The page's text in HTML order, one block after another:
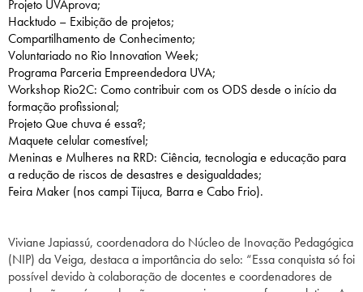
Projeto UVAprova;
Hacktudo – Exibição de projetos;
Compartilhamento de Conhecimento;
Voluntariado no Rio Innovation Week;
Programa Parceria Empreendedora UVA;
Workshop Rio2C: Como contribuir com os ODS desde o início da
formação profissional;
Projeto Que chuva é essa?;
Maquete celular comestível;
Meninas e Mulheres na RRD: Ciência, tecnologia e educação para
a redução de riscos de desastres e desigualdades;
Feira Maker (nos campi Tijuca, Barra e Cabo Frio).
Viviane Japiassú, coordenadora do Núcleo de Inovação Pedagógica
(NIP) da Veiga, destaca a importância do selo: “Essa conquista só foi
possível devido à colaboração de docentes e coordenadores de